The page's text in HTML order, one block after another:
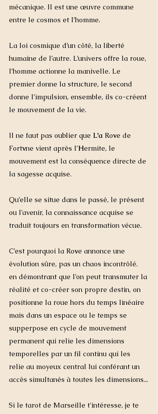
mécanique. Il est une œuvre commune
entre le cosmos et l’homme.
La loi cosmique d’un côté, la liberté
humaine de l’autre. L’univers offre la roue,
l’homme actionne la manivelle. Le
premier donne la structure, le second
donne l’impulsion, ensemble, ils co-créent
le mouvement de la vie.
Il ne faut pas oublier que L'a Rove de
Fortvne vient après l’Hermite, le
mouvement est la conséquence directe de
la sagesse acquise.
Qu’elle se situe dans le passé, le présent
ou l’avenir, la connaissance acquise se
traduit toujours en transformation vécue.
C’est pourquoi la Rove annonce une
évolution sûre, pas un chaos incontrôlé.
en démontrant que l’on peut transmuter la
réalité et co-créer son propre destin, on
positionne la roue hors du temps linéaire
mais dans un espace ou le temps se
supperpose en cycle de mouvement
permanent qui relie les dimensions
temporelles par un fil continu qui les
relie au moyeux central lui conférant un
accès simultanés à toutes les dimensions...
Si le tarot de Marseille t'intéresse, je te